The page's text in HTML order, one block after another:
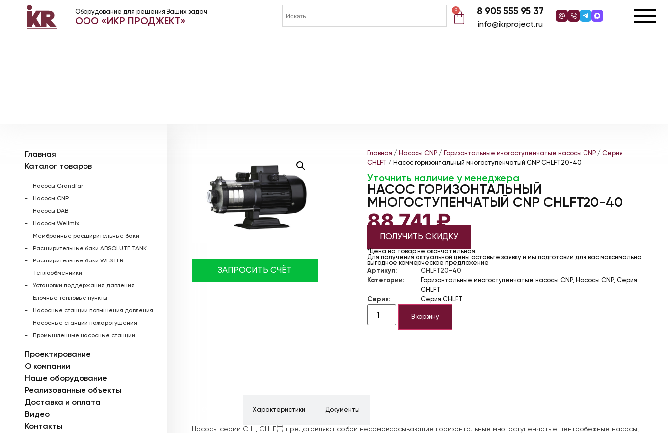
Оборудование для решения Ваших задач
ООО «ИКР ПРОДЖЕКТ»
0 8 905 555 95 37
info@ikrproject.ru
Главная
Каталог товаров
Насосы Grandfar
Насосы CNP
Насосы DAB
Насосы Wellmix
Мембранные расширительные баки
Расширительные баки ABSOLUTE TANK
Расширительные баки WESTER
Теплообменники
Установки поддержания давления
Блочные тепловые пункты
Насосные станции повышения давления
Насосные станции пожаротушения
Промышленные насосные станции
Проектирование
О компании
Наше оборудование
Реализованные объекты
Доставка и оплата
Видео
Контакты
ЗАПРОСИТЬ СЧЁТ
Главная / Насосы CNP/ Горизонтальные многоступенчатые насосы CNP/ Серия
CHLFT
/ Насос горизонтальный многоступенчатый CNP CHLFT20-40
Уточнить наличие у менеджера
НАСОС ГОРИЗОНТАЛЬНЫЙ
МНОГОСТУПЕНЧАТЫЙ CNP CHLFT20-40
88 741₽
ПОЛУЧИТЬ СКИДКУ
*Цена на товар не окончательная.
Для получения актуальной цены оставьте заявку и мы подготовим для вас максимально
выгодное коммерческое предложение
Артикул:
CHLFT20-40
Категории:
Горизонтальные многоступенчатые насосы CNP, Насосы CNP, Серия
CHLFT
Серия:
Серия CHLFT
В корзину
Характеристики Документы
Насосы серий CHL, CHLF(T) представляют собой несамовсасывающие горизонтальные многоступенчатые центробежные насосы,